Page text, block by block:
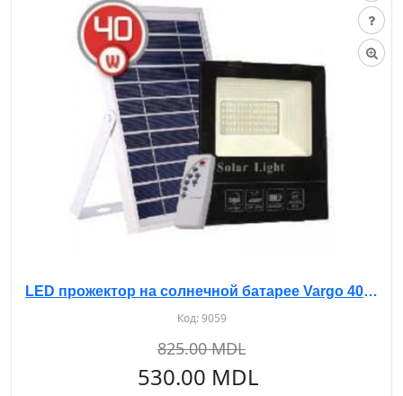
LED прожектор на солнечной батарее Vargo 40 W 6500K
Код:9059
825.00 MDL
530.00 MDL